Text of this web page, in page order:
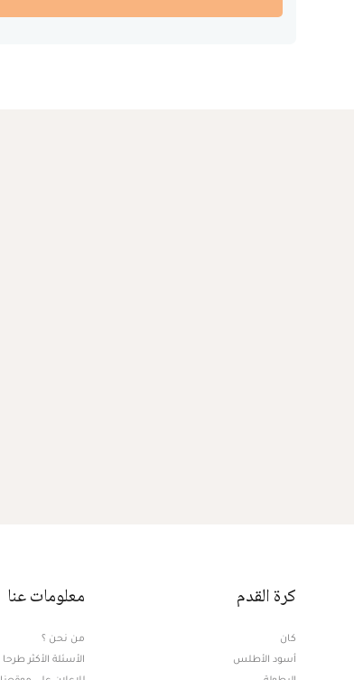
كرة القدم
كان
أسود الأطلس
معلومات عنا
من نحن ؟
الأسئلة الأكثر طرحا